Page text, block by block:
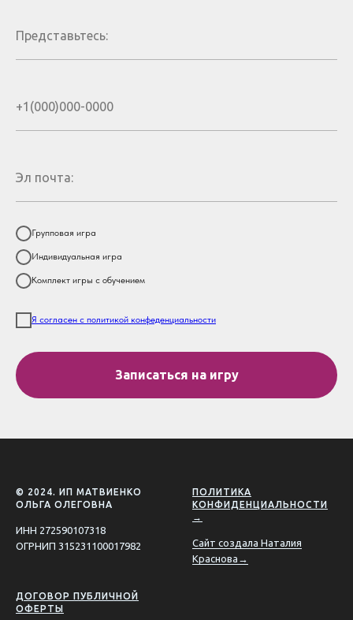
Групповая игра
Индивидуальная игра
Комплект игры с обучением
Я согласен с политикой конфеденциальности
Записаться на игру
© 2024. ИП МАТВИЕНКО
ОЛЬГА ОЛЕГОВНА
ИНН 272590107318
ОГРНИП 315231100017982
ПОЛИТИКА
КОНФИДЕНЦИАЛЬНОСТИ
→
Сайт создала Наталия
Краснова→
ДОГОВОР ПУБЛИЧНОЙ
ОФЕРТЫ